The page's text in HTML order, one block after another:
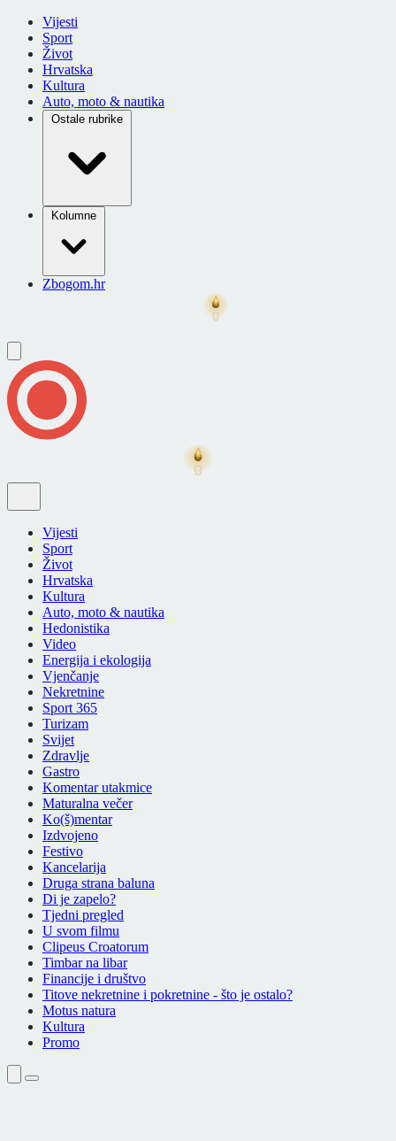
Vijesti
Sport
Život
Hrvatska
Kultura
Auto, moto & nautika
Ostale rubrike
Kolumne
Zbogom.hr
Vijesti
Sport
Život
Hrvatska
Kultura
Auto, moto & nautika
Hedonistika
Video
Energija i ekologija
Vjenčanje
Nekretnine
Sport 365
Turizam
Svijet
Zdravlje
Gastro
Komentar utakmice
Maturalna večer
Ko(š)mentar
Izdvojeno
Festivo
Kancelarija
Druga strana baluna
Di je zapelo?
Tjedni pregled
U svom filmu
Clipeus Croatorum
Timbar na libar
Financije i društvo
Titove nekretnine i pokretnine - što je ostalo?
Motus natura
Kultura
Promo